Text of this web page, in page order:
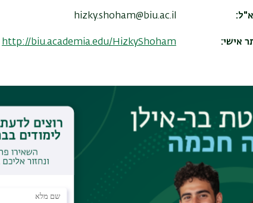
hizky.shoham@biu.ac.il
אישי http://biu.academia.edu/HizkyShoham
פירסומים אמצעי התקשורת